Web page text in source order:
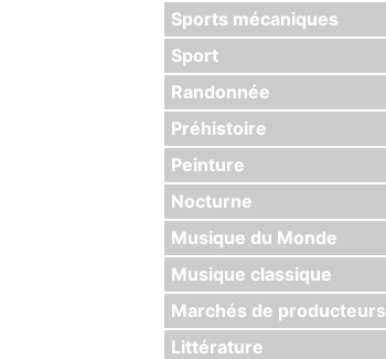
Sports mécaniques
Sport
Randonnée
Préhistoire
Peinture
Nocturne
Musique du Monde
Musique classique
Marchés de producteurs
Littérature